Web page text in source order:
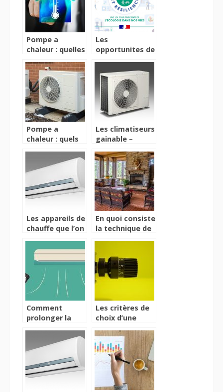
Pompe a
chaleur : quelles
disponibles ?
Les
opportunites de
Resilience
Pompe a
chaleur : quels
avantages ?
Les climatiseurs
gainable –
sont et
comment
fonctionnent-ils
?
Les appareils de
chauffe que l’on
chez soi
En quoi consiste
la technique de
cheminée ?
Comment
prolonger la
appareils de
climatisation ?
Les critères de
choix d’une
chaleur air eau